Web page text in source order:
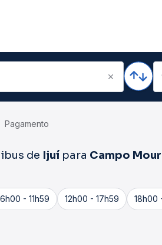
Pagamento
de Ijuí para Campo
- 11h59 12h00 - 17h59 18h00